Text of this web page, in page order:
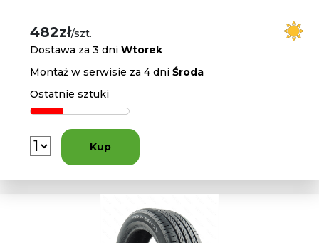
482zł/szt.
Dostawa za 3 dniWtorek
Montaż w serwisie za 4 dniŚroda
Ostatnie sztuki
Kup